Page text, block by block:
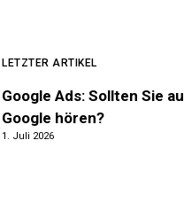
LETZTER ARTIKEL
Google Ads: Sollten Sie
Google hören?
1. Juli 2026